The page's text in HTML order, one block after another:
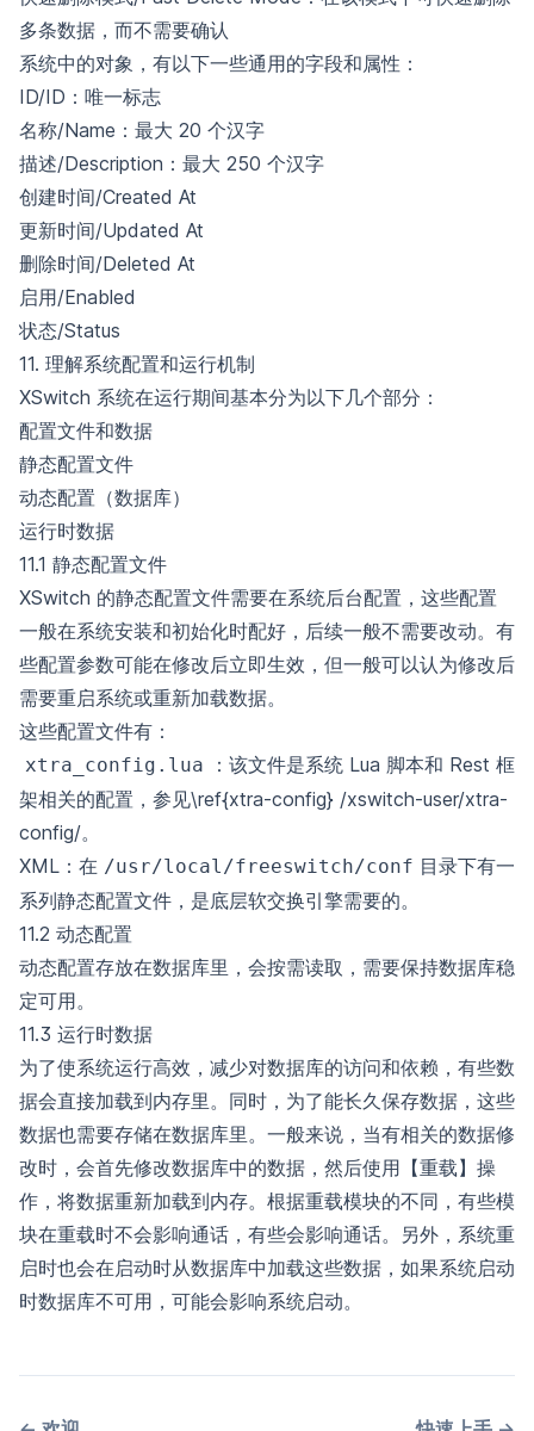
多条数据，而不需要确认
系统中的对象，有以下一些通用的字段和属性：
ID/ID：唯一标志
名称/Name：最大 20 个汉字
描述/Description：最大 250 个汉字
创建时间/Created At
更新时间/Updated At
删除时间/Deleted At
启用/Enabled
状态/Status
11. 理解系统配置和运行机制
XSwitch 系统在运行期间基本分为以下几个部分：
配置文件和数据
静态配置文件
动态配置（数据库）
运行时数据
11.1 静态配置文件
XSwitch 的静态配置文件需要在系统后台配置，这些配置
一般在系统安装和初始化时配好，后续一般不需要改动。有
些配置参数可能在修改后立即生效，但一般可以认为修改后
需要重启系统或重新加载数据。
这些配置文件有：
xtra_config.lua
：该文件是系统 Lua 脚本和 Rest 框
架相关的配置，参见\ref{xtra-config} /xswitch-user/xtra-
config/。
XML：在 /usr/local/freeswitch/conf 目录下有一
系列静态配置文件，是底层软交换引擎需要的。
11.2 动态配置
动态配置存放在数据库里，会按需读取，需要保持数据库稳
定可用。
11.3 运行时数据
为了使系统运行高效，减少对数据库的访问和依赖，有些数
据会直接加载到内存里。同时，为了能长久保存数据，这些
数据也需要存储在数据库里。一般来说，当有相关的数据修
改时，会首先修改数据库中的数据，然后使用【重载】操
作，将数据重新加载到内存。根据重载模块的不同，有些模
块在重载时不会影响通话，有些会影响通话。另外，系统重
启时也会在启动时从数据库中加载这些数据，如果系统启动
时数据库不可用，可能会影响系统启动。